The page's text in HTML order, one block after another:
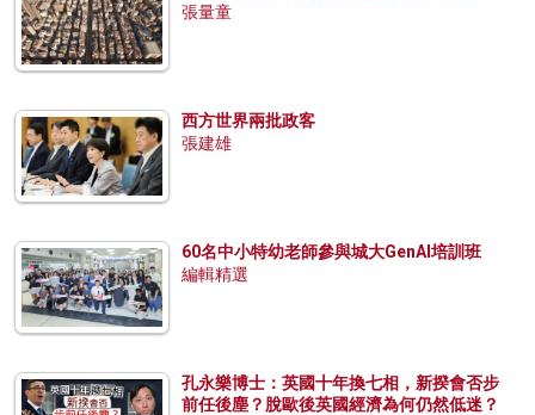
張量童
西方世界兩批政客
張建雄
60名中小特幼老師參與城大GenAI培訓班
編輯精選
孔永樂博士：英國十年換七相，新揆會否步
前任後塵？脫歐後英國經濟為何仍然低迷？